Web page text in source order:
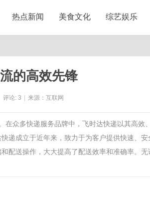
热点新闻 美食文化 综艺娱乐
的高效先锋
评论: 3 来源：互联网
在众多快递服务品牌中，飞时达快递以其高效
递成立于近年来，致力于为客户提供快速、安
配送操作，大大提高了配送效率和准确率。无